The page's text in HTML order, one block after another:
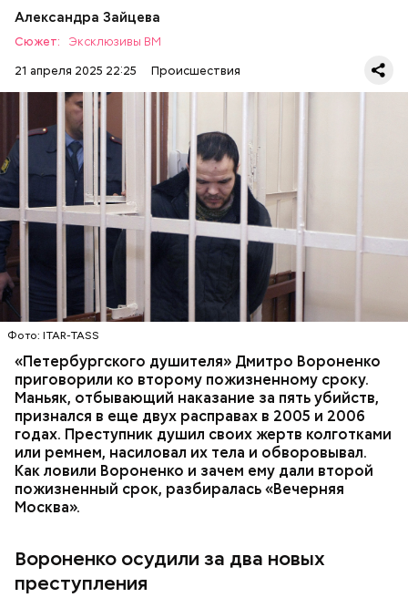
Александра Зайцева
Сюжет:
Эксклюзивы ВМ
21 апреля 2025 22:25
Происшествия
Фото: ITAR-TASS
«Петербургского душителя» Дмитро Вороненко
приговорили ко второму пожизненному сроку.
Маньяк, отбывающий наказание за пять убийств,
признался в еще двух расправах в 2005 и 2006
годах. Преступник душил своих жертв колготками
или ремнем, насиловал их тела и обворовывал.
Как ловили Вороненко и зачем ему дали второй
пожизненный срок, разбиралась «Вечерняя
Москва».
Вороненко осудили за два новых
преступления
Одним из своих самых близких людей Миссюра
считал младшую сестру, которую тоже травил. Он
гордился, что подсказал родителям имя для
малышки, когда та появилась на свет. По словам
брата, когда девочка подросла, отчим стал
вымещать на ней свою агрессию. Также Миссюра
очень тепло отзывается о своем приятеле
Константине, отрицает причастность к его смерти
Миссюра планировал заняться
паломничеством